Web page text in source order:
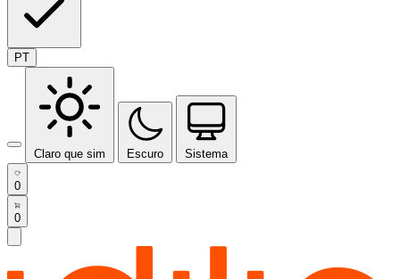
PT
Claro que sim Escuro Sistema
0
0